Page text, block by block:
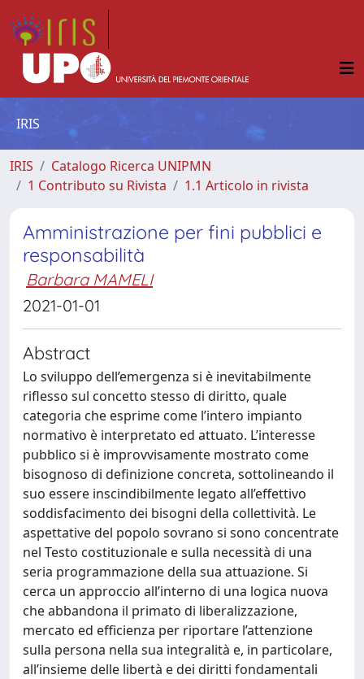
IRIS
IRIS
Catalogo Ricerca UNIPMN
1 Contributo su Rivista
1.1 Articolo in rivista
Amministrazione per fini pubblici e
responsabilità
Barbara MAMELI
2021-01-01
Abstract
Lo sviluppo dell’emergenza si è inevitabilmente
riflesso sul concetto stesso di diritto, quale
categoria che esprime come l’intero impianto
normativo è interpretato ed attuato. L’interesse
pubblico si è improvvisamente mostrato come
bisognoso di definizione concreta, sottolineando il
suo essere inscindibilmente legato all’effettivo
soddisfacimento dei bisogni della collettività. Le
aspettative del popolo sovrano si sono concentrate
nel Testo costituzionale e sulla necessità di una
seria programmazione della sua attuazione. Si
cerca un approccio all’interno di una logica nuova
che abbandona il primato di liberalizzazione,
mercato ed efficienza per riportare l’attenzione
sulla persona nella sua integralità e, in particolare,
all’insieme delle libertà e dei diritti fondamentali